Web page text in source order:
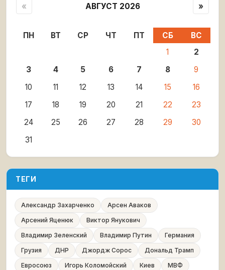
« АВГУСТ 2026 »
ПН ВТ СР ЧТ ПТ СБ
ВС
1
2
3
4 5 6 7 8
9
10
11 12 13 14 15
16
17
18 19 20 21 22
23
24
25 26 27 28 29
30
31
ТЕГИ
Александр Захарченко
Арсен Аваков
Арсений Яценюк
Виктор Янукович
Владимир Зеленский
Владимир Путин
Германия
Грузия
ДНР Джордж Сорос
Дональд Трамп
Евросоюз
Игорь Коломойский Киев
МВФ